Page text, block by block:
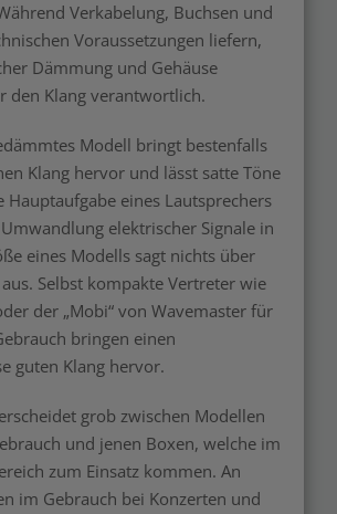
Verkabelung, Buchsen und
Voraussetzungen liefern,
Dämmung und Gehäuse
den Klang verantwortlich.
Modell bringt bestenfalls
Klang hervor und lässt satte Töne
Hauptaufgabe eines Lautsprechers
elektrischer Signale in
eines Modells sagt nichts über
Selbst kompakte Vertreter wie
der „Mobi“ von Wavemaster für
bringen einen
guten Klang hervor.
grob zwischen Modellen
und jenen Boxen, welche im
zum Einsatz kommen. An
im Gebrauch bei Konzerten und